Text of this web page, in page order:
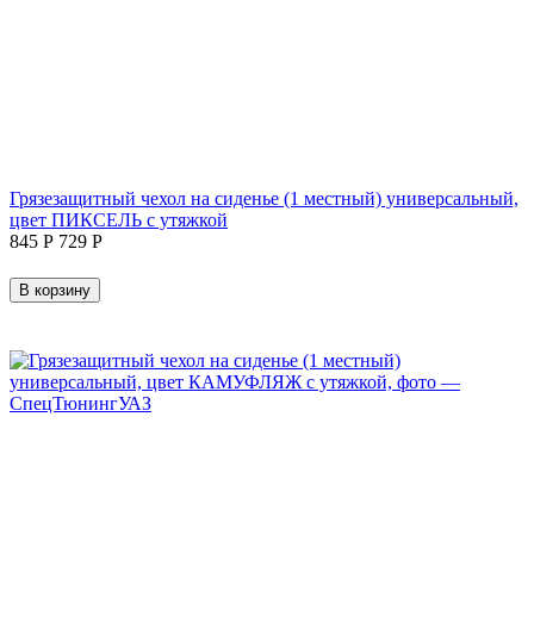
Грязезащитный чехол на сиденье (1 местный) универсальный,
цвет ПИКСЕЛЬ с утяжкой
‍845‍ Р ‍729‍ Р
В корзину